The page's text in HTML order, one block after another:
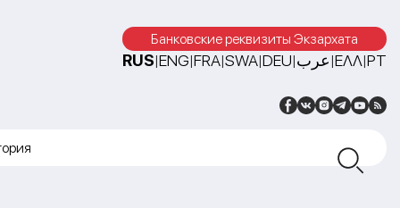
Банковские реквизиты Экзархата
RUS|ENG|FRA|SWA|DEU|عرب|ΕΛΛ|PT